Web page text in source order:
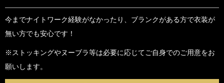
今までナイトワーク経験がなかったり、ブランクがある方で衣装が
無い方でも安心です！
※ストッキングやヌーブラ等は必要に応じてご自身でのご用意をお
願いします。